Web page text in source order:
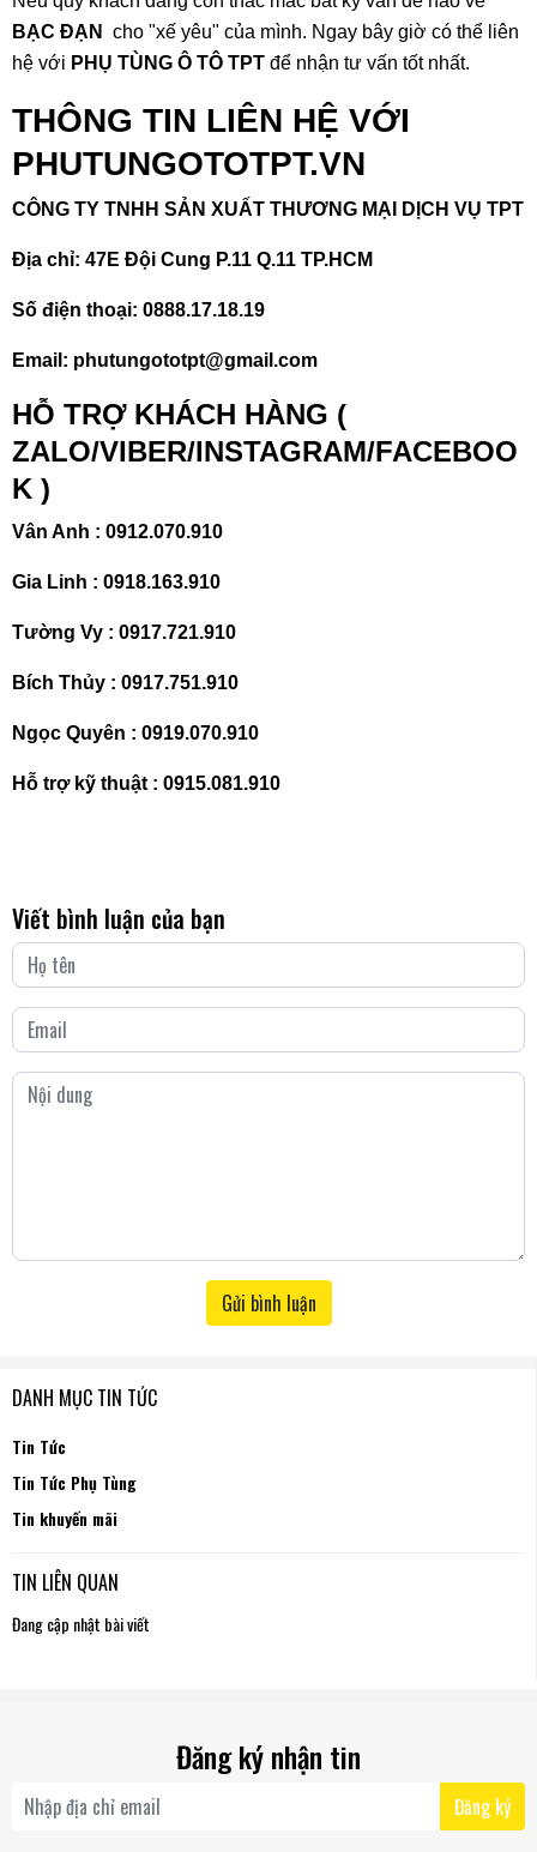
DANH MỤC TIN TỨC
Tin Tức
Tin Tức Phụ Tùng
Tin khuyến mãi
TIN LIÊN QUAN
Đang cập nhật bài viết
BẠC ĐẠN
cho "xế yêu" của mình. Ngay bây giờ có thể liên
hệ với PHỤ TÙNG Ô TÔ TPT để nhận tư vấn tốt nhất.
THÔNG TIN LIÊN HỆ VỚI
PHUTUNGOTOTPT.VN
CÔNG TY TNHH SẢN XUẤT THƯƠNG MẠI DỊCH VỤ TPT
Địa chỉ: 47E Đội Cung P.11 Q.11 TP.HCM
Số điện thoại: 0888.17.18.19
Email: phutungototpt@gmail.com
HỖ TRỢ KHÁCH HÀNG (
ZALO/VIBER/INSTAGRAM/FACEBOO
K )
Vân Anh : 0912.070.910
Gia Linh : 0918.163.910
Tường Vy : 0917.721.910
Bích Thủy : 0917.751.910
Ngọc Quyên : 0919.070.910
Hỗ trợ kỹ thuật : 0915.081.910
Viết bình luận của bạn
Gửi bình luận
Đăng ký nhận tin
Đăng ký